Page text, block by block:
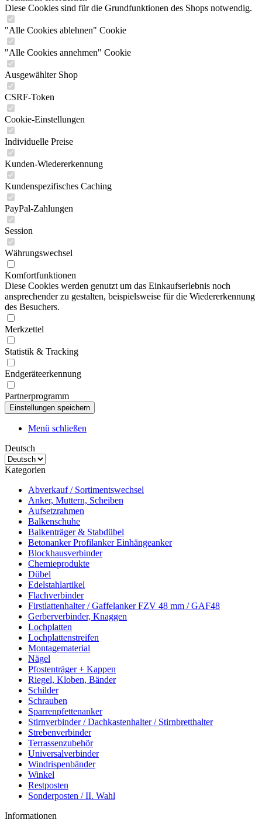
Diese Cookies sind für die Grundfunktionen des Shops notwendig.
"Alle Cookies ablehnen" Cookie
"Alle Cookies annehmen" Cookie
Ausgewählter Shop
CSRF-Token
Cookie-Einstellungen
Individuelle Preise
Kunden-Wiedererkennung
Kundenspezifisches Caching
PayPal-Zahlungen
Session
Währungswechsel
Komfortfunktionen
Diese Cookies werden genutzt um das Einkaufserlebnis noch
ansprechender zu gestalten, beispielsweise für die Wiedererkennung
des Besuchers.
Merkzettel
Statistik & Tracking
Endgeräteerkennung
Partnerprogramm
Menü schließen
Deutsch
Kategorien
Abverkauf / Sortimentswechsel
Anker, Muttern, Scheiben
Aufsetzrahmen
Balkenschuhe
Balkenträger & Stabdübel
Betonanker Profilanker Einhängeanker
Blockhausverbinder
Chemieprodukte
Dübel
Edelstahlartikel
Flachverbinder
Firstlattenhalter / Gaffelanker FZV 48 mm / GAF48
Gerberverbinder, Knaggen
Lochplatten
Lochplattenstreifen
Montagematerial
Nägel
Pfostenträger + Kappen
Riegel, Kloben, Bänder
Schilder
Schrauben
Sparrenpfettenanker
Stirnverbinder / Dachkastenhalter / Stirnbretthalter
Strebenverbinder
Terrassenzubehör
Universalverbinder
Windrispenbänder
Winkel
Restposten
Sonderposten / II. Wahl
Informationen